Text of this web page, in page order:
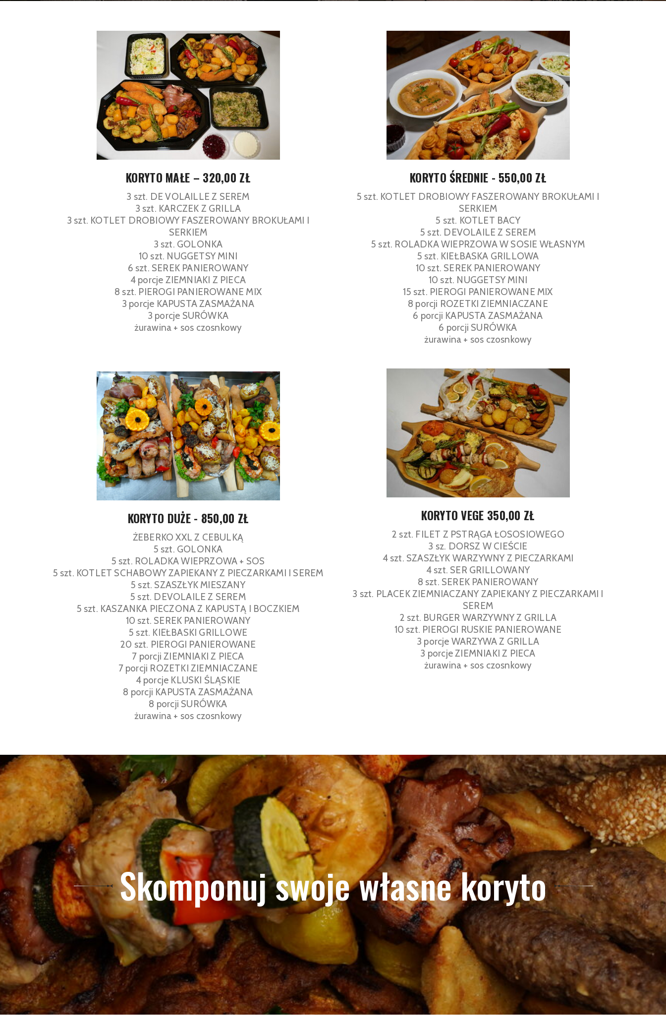
KORYTO MAŁE – 320,00 ZŁ
3 szt. DE VOLAILLE Z SEREM
3 szt. KARCZEK Z GRILLA
3 szt. KOTLET DROBIOWY FASZEROWANY BROKUŁAMI I
SERKIEM
3 szt. GOLONKA
10 szt. NUGGETSY MINI
6 szt. SEREK PANIEROWANY
4 porcje ZIEMNIAKI Z PIECA
8 szt. PIEROGI PANIEROWANE MIX
3 porcje KAPUSTA ZASMAŻANA
3 porcje SURÓWKA
żurawina + sos czosnkowy
KORYTO DUŻE - 850,00 ZŁ
ŻEBERKO XXL Z CEBULKĄ
5 szt. GOLONKA
5 szt. ROLADKA WIEPRZOWA + SOS
5 szt. KOTLET SCHABOWY ZAPIEKANY Z PIECZARKAMI I SEREM
5 szt. SZASZŁYK MIESZANY
5 szt. DEVOLAILE Z SEREM
5 szt. KASZANKA PIECZONA Z KAPUSTĄ I BOCZKIEM
10 szt. SEREK PANIEROWANY
5 szt. KIEŁBASKI GRILLOWE
20 szt. PIEROGI PANIEROWANE
7 porcji ZIEMNIAKI Z PIECA
7 porcji ROZETKI ZIEMNIACZANE
4 porcje KLUSKI ŚLĄSKIE
8 porcji KAPUSTA ZASMAŻANA
8 porcji SURÓWKA
żurawina + sos czosnkowy
KORYTO ŚREDNIE - 550,00 ZŁ
5 szt. KOTLET DROBIOWY FASZEROWANY BROKUŁAMI I
SERKIEM
5 szt. KOTLET BACY
5 szt. DEVOLAILE Z SEREM
5 szt. ROLADKA WIEPRZOWA W SOSIE WŁASNYM
5 szt. KIEŁBASKA GRILLOWA
10 szt. SEREK PANIEROWANY
10 szt. NUGGETSY MINI
15 szt. PIEROGI PANIEROWANE MIX
8 porcji ROZETKI ZIEMNIACZANE
6 porcji KAPUSTA ZASMAŻANA
6 porcji SURÓWKA
żurawina + sos czosnkowy
KORYTO VEGE 350,00 ZŁ
2 szt. FILET Z PSTRĄGA ŁOSOSIOWEGO
3 sz. DORSZ W CIEŚCIE
4 szt. SZASZŁYK WARZYWNY Z PIECZARKAMI
4 szt. SER GRILLOWANY
8 szt. SEREK PANIEROWANY
3 szt. PLACEK ZIEMNIACZANY ZAPIEKANY Z PIECZARKAMI I
SEREM
2 szt. BURGER WARZYWNY Z GRILLA
10 szt. PIEROGI RUSKIE PANIEROWANE
3 porcje WARZYWA Z GRILLA
3 porcje ZIEMNIAKI Z PIECA
żurawina + sos czosnkowy
Skomponuj swoje własne koryto